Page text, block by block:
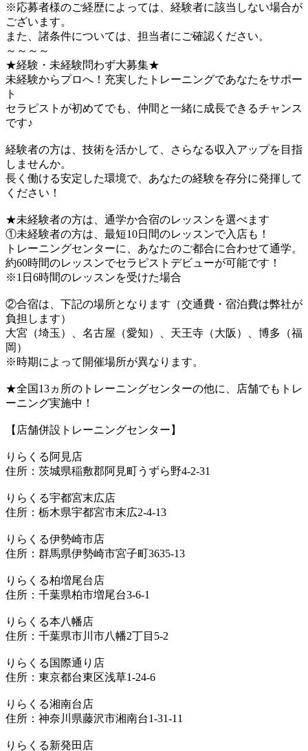
※応募者様のご経歴によっては、経験者に該当しない場合が
ございます。
また、諸条件については、担当者にご確認ください。
～～～～
★経験・未経験問わず大募集★
未経験からプロへ！充実したトレーニングであなたをサポー
ト
セラピストが初めてでも、仲間と一緒に成長できるチャンス
です♪
経験者の方は、技術を活かして、さらなる収入アップを目指
しませんか。
長く働ける安定した環境で、あなたの経験を存分に発揮して
ください！
★未経験者の方は、通学か合宿のレッスンを選べます
①未経験者の方は、最短10日間のレッスンで入店も！
トレーニングセンターに、あなたのご都合に合わせて通学。
約60時間のレッスンでセラピストデビューが可能です！
※1日6時間のレッスンを受けた場合
②合宿は、下記の場所となります（交通費・宿泊費は弊社が
負担します）
大宮（埼玉）、名古屋（愛知）、天王寺（大阪）、博多（福
岡）
※時期によって開催場所が異なります。
★全国13ヵ所のトレーニングセンターの他に、店舗でもトレ
ーニング実施中！
【店舗併設トレーニングセンター】
りらくる阿見店
住所：茨城県稲敷郡阿見町うずら野4-2-31
りらくる宇都宮末広店
住所：栃木県宇都宮市末広2-4-13
りらくる伊勢崎市店
住所：群馬県伊勢崎市宮子町3635-13
りらくる柏増尾台店
住所：千葉県柏市増尾台3-6-1
りらくる本八幡店
住所：千葉県市川市八幡2丁目5-2
りらくる国際通り店
住所：東京都台東区浅草1-24-6
りらくる湘南台店
住所：神奈川県藤沢市湘南台1-31-11
りらくる新発田店